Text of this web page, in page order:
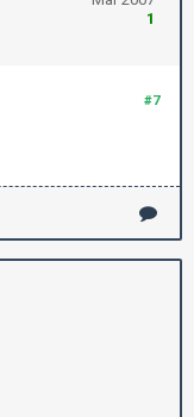
1
#7